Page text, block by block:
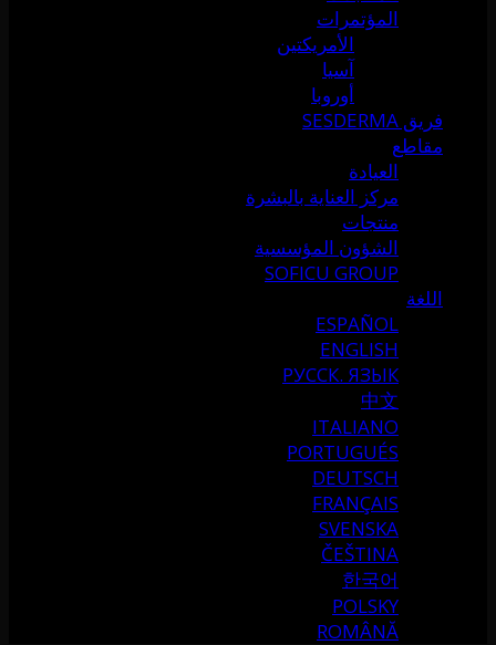
المؤتمرات
الأمريكتين
آسيا
أوروبا
فريق SESDERMA
مقاطع
العيادة
مركز العناية بالبشرة
منتجات
الشؤون المؤسسية
SOFICU GROUP
اللغة
ESPAÑOL
ENGLISH
РУССК. ЯЗЫК
中文
ITALIANO
PORTUGUÉS
DEUTSCH
FRANÇAIS
SVENSKA
ČEŠTINA
한국어
POLSKY
ROMÂNĂ